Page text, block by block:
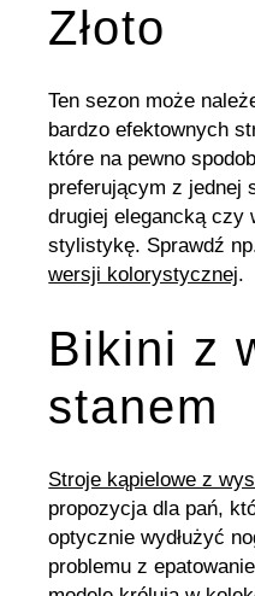
Złoto
Ten sezon może
bardzo efektownych
które na pewno
preferującym z jednej
drugiej elegancką czy
stylistykę. Sprawdź
wersji kolorystycznej.
Bikini z
stanem
Stroje kąpielowe z
propozycja dla pań,
optycznie wydłużyć
problemu z